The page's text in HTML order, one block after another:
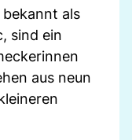
bekannt als
sind ein
aus neun